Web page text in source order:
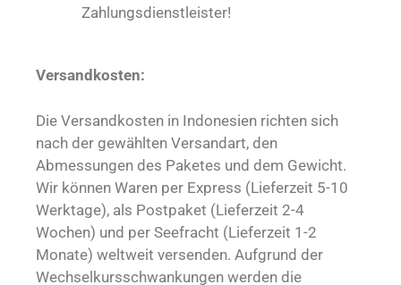
Zahlungsdienstleister!
Versandkosten:
Die Versandkosten in Indonesien richten sich
nach der gewählten Versandart, den
Abmessungen des Paketes und dem Gewicht.
Wir können Waren per Express (Lieferzeit 5-10
Werktage), als Postpaket (Lieferzeit 2-4
Wochen) und per Seefracht (Lieferzeit 1-2
Monate) weltweit versenden. Aufgrund der
Wechselkursschwankungen werden die